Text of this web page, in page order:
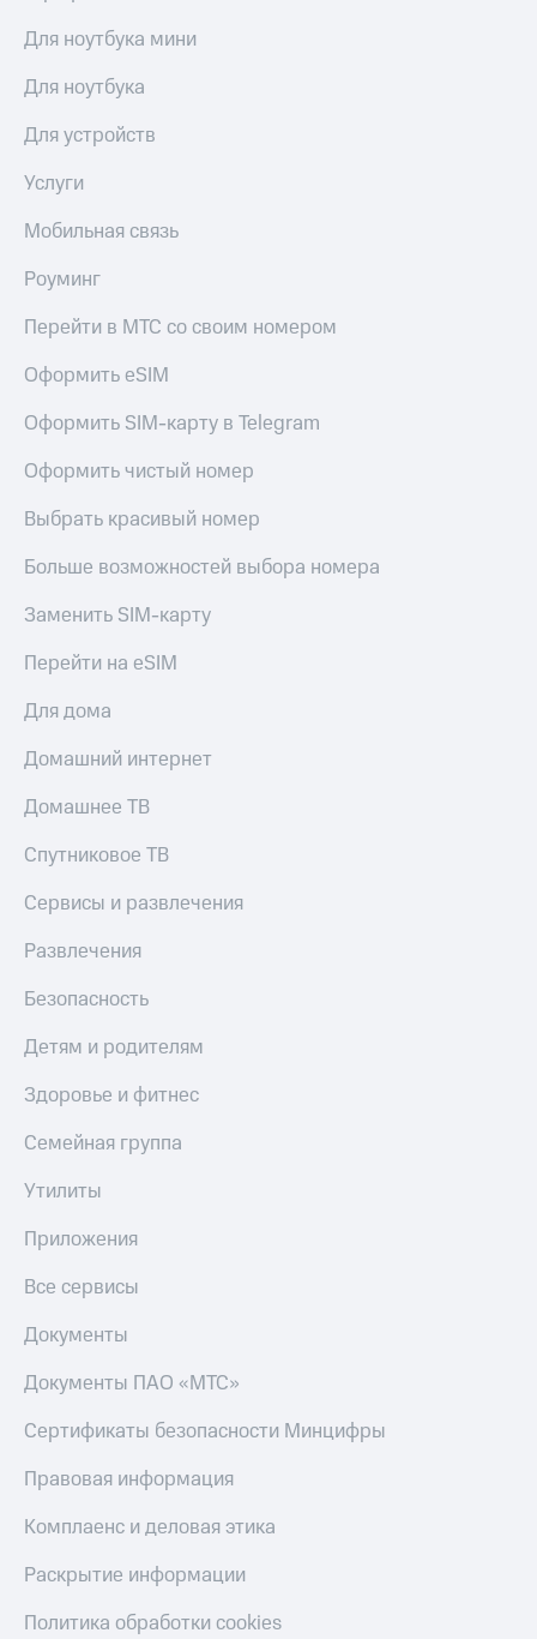
Для ноутбука мини
Для ноутбука
Для устройств
Услуги
Мобильная связь
Роуминг
Перейти в МТС со своим номером
Оформить eSIM
Оформить SIM-карту в Telegram
Оформить чистый номер
Выбрать красивый номер
Больше возможностей выбора номера
Заменить SIM-карту
Перейти на eSIM
Для дома
Домашний интернет
Домашнее ТВ
Спутниковое ТВ
Сервисы и развлечения
Развлечения
Безопасность
Детям и родителям
Здоровье и фитнес
Семейная группа
Утилиты
Приложения
Все сервисы
Документы
Документы ПАО «МТС»
Сертификаты безопасности Минцифры
Правовая информация
Комплаенс и деловая этика
Раскрытие информации
Политика обработки cookies